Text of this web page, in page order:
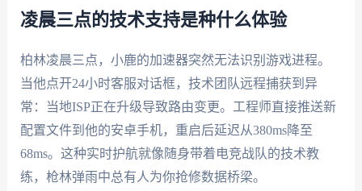
凌晨三点的技术支持是种什么体验
柏林凌晨三点，小鹿的加速器突然无法识别游戏进程。
当他点开24小时客服对话框，技术团队远程捕获到异
常：当地ISP正在升级导致路由变更。工程师直接推送新
配置文件到他的安卓手机，重启后延迟从380ms降至
68ms。这种实时护航就像随身带着电竞战队的技术教
练，枪林弹雨中总有人为你抢修数据桥梁。